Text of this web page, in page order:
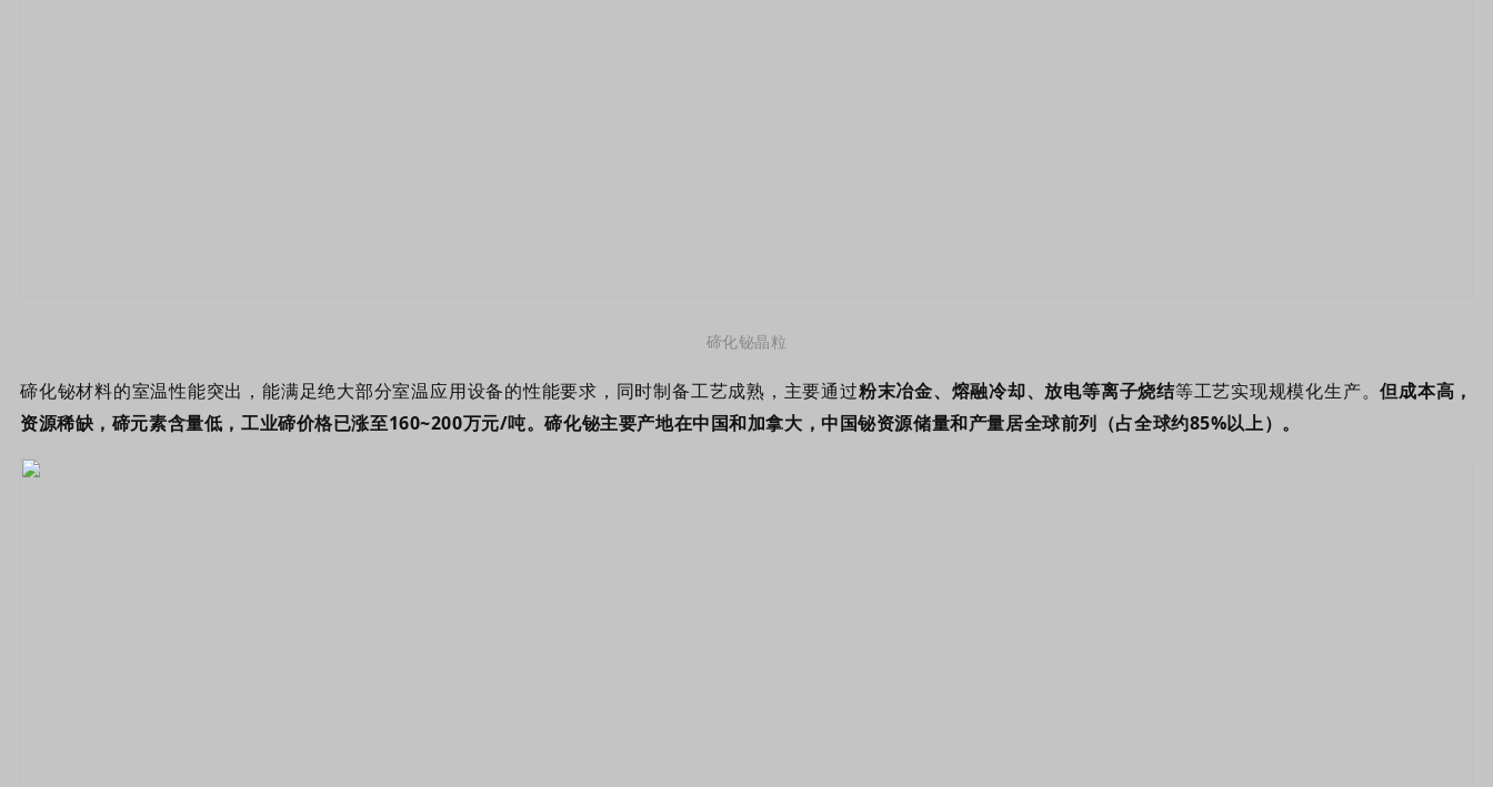
碲化铋晶粒
碲化铋材料的室温性能突出，能满足绝大部分室温应用设备的性能要求，同时制备工艺成熟，主要通过粉末冶金、熔融冷却、放电等离子烧结等工艺实现规模化生产。但成本高，
资源稀缺，碲元素含量低，工业碲价格已涨至160~200万元/吨。碲化铋主要产地在中国和加拿大，中国铋资源储量和产量居全球前列（占全球约85%以上）。